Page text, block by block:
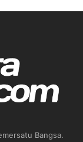
Bangsa.